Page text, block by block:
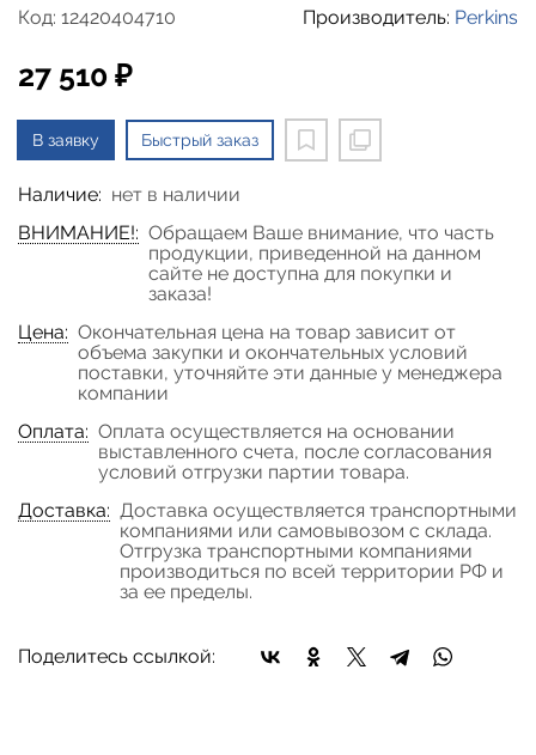
Код: 12420404710 Производитель: Perkins
27 510 ₽
В заявку Быстрый заказ
Наличие: нет в наличии
ВНИМАНИЕ!: Обращаем Ваше внимание, что часть
продукции, приведенной на данном
сайте не доступна для покупки и
заказа!
Цена: Окончательная цена на товар зависит от
объема закупки и окончательных условий
поставки, уточняйте эти данные у менеджера
компании
Оплата: Оплата осуществляется на основании
выставленного счета, после согласования
условий отгрузки партии товара.
Доставка: Доставка осуществляется транспортными
компаниями или самовывозом с склада.
Отгрузка транспортными компаниями
производиться по всей территории РФ и
за ее пределы.
Поделитесь ссылкой: